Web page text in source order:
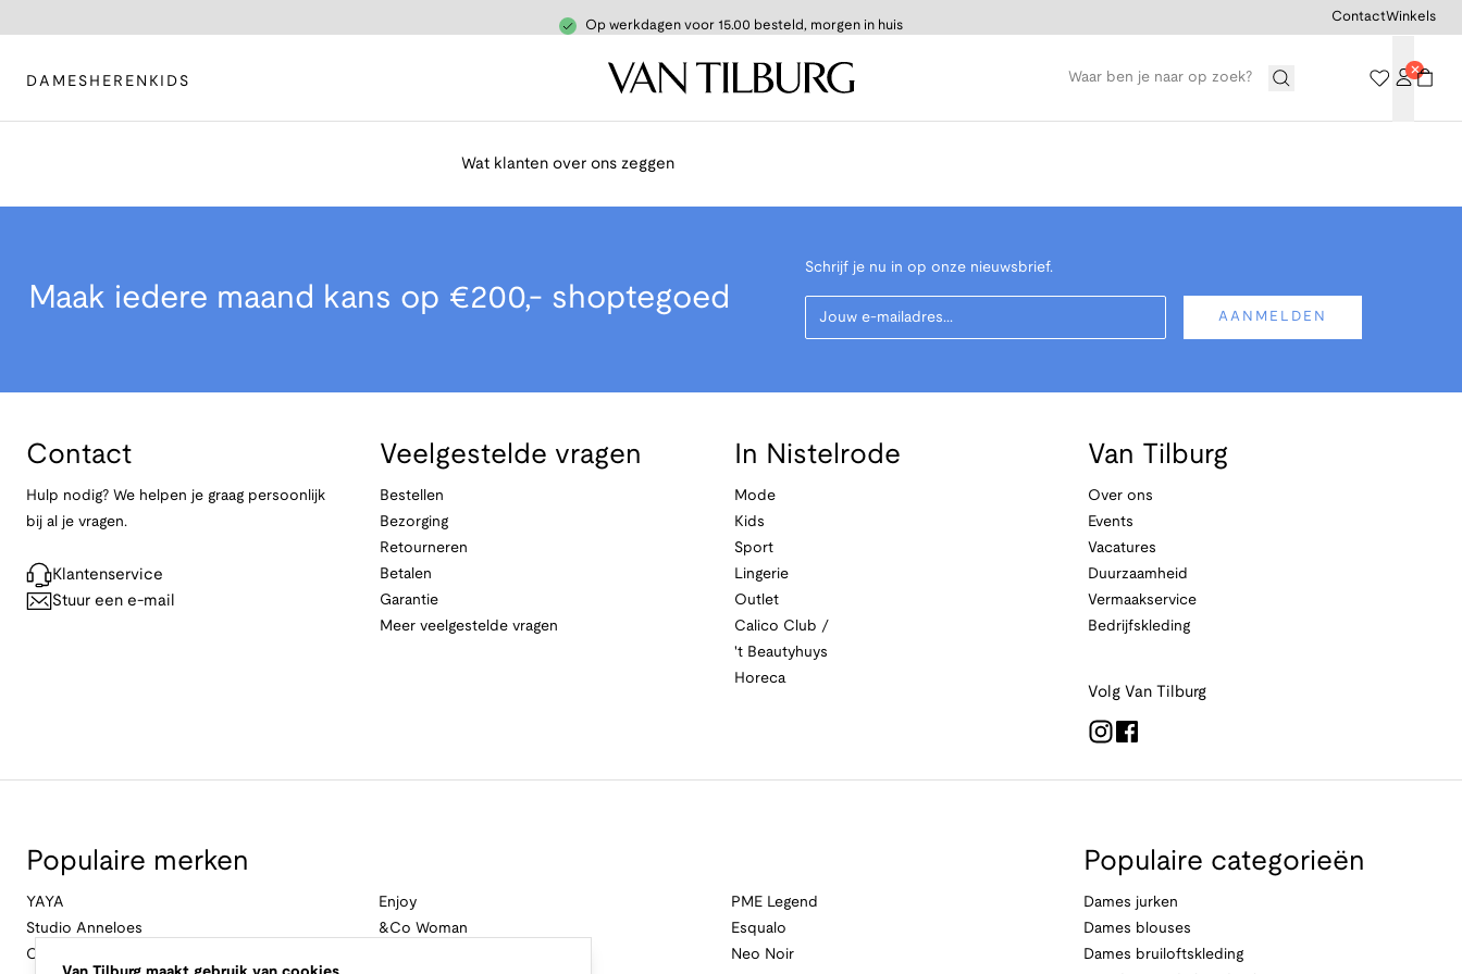
Op werkdagen voor 15.00 besteld, morgen in huis
DAMES HEREN KIDS
ContactWinkels
Wat klanten over ons zeggen
Maak iedere maand kans op €200,- shoptegoed
Schrijf je nu in op onze nieuwsbrief.
Your Email
AANMELDEN
Contact
Hulp nodig? We helpen je graag persoonlijk
bij al je vragen.
Klantenservice
Stuur een e-mail
Veelgestelde vragen
Bestellen
Bezorging
Retourneren
Betalen
Garantie
Meer veelgestelde vragen
In Nistelrode
Mode
Kids
Sport
Lingerie
Outlet
Calico Club /
't Beautyhuys
Horeca
Van Tilburg
Over ons
Events
Vacatures
Duurzaamheid
Vermaakservice
Bedrijfskleding
Volg Van Tilburg
Populaire merken
YAYA
Studio Anneloes
Cambio
Enjoy
&Co Woman
PME Legend
Esqualo
Neo Noir
Populaire categorieën
Dames jurken
Dames blouses
Dames bruiloftskleding